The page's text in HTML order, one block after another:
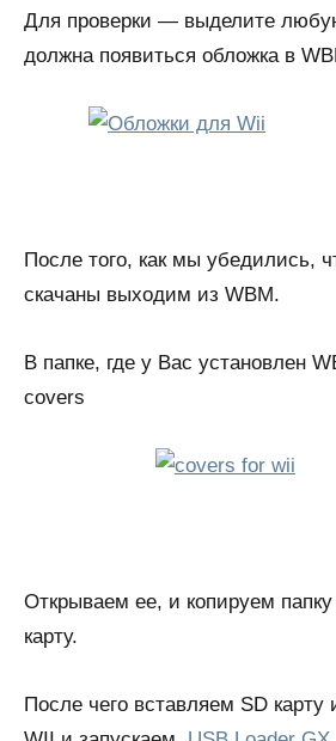
Для проверки — выделите
должна появиться обложка в
После того, как мы убедились,
скачаны выходим из WBM.
В папке, где у Вас установлен
covers
Открываем ее, и копируем
карту.
После чего вставляем SD карту